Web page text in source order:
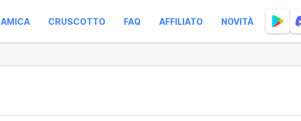
CRUSCOTTO FAQ AFFILIATO NOVITÀ